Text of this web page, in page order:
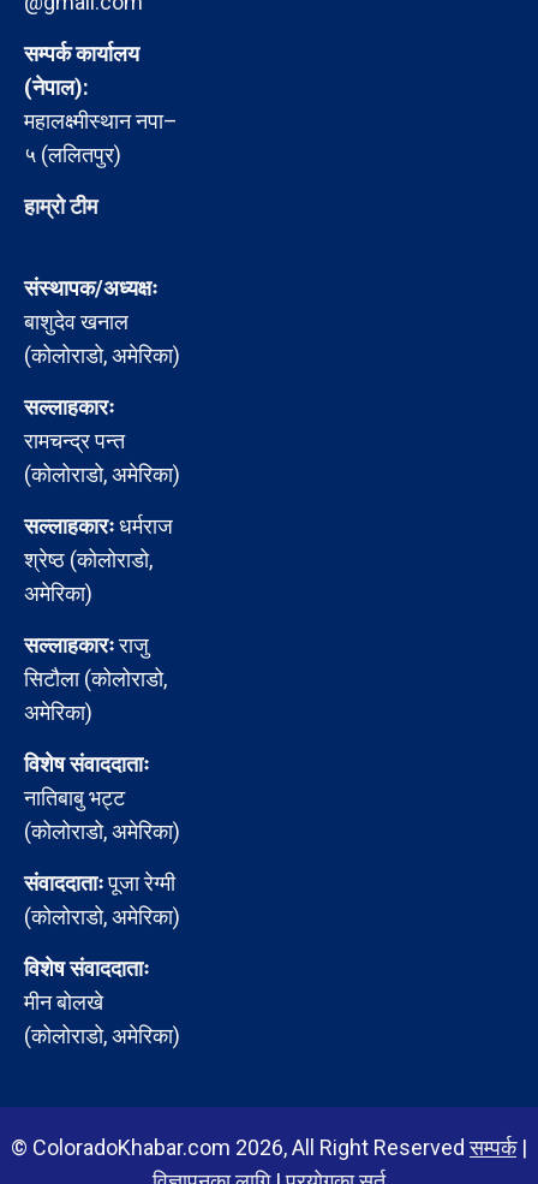
सम्पर्क कार्यालय
(नेपाल):
महालक्ष्मीस्थान नपा–
५ (ललितपुर)
हाम्रो टीम
संस्थापक/अध्यक्षः
बाशुदेव खनाल
(कोलोराडो, अमेरिका)
सल्लाहकारः
रामचन्द्र पन्त
(कोलोराडो, अमेरिका)
सल्लाहकारःधर्मराज
श्रेष्ठ (कोलोराडो,
अमेरिका)
सल्लाहकारःराजु
सिटौला (कोलोराडो,
अमेरिका)
विशेष संवाददाताः
नातिबाबु भट्ट
(कोलोराडो, अमेरिका)
संवाददाताःपूजा रेग्मी
(कोलोराडो, अमेरिका)
विशेष संवाददाताः
मीन बोलखे
(कोलोराडो, अमेरिका)
© ColoradoKhabar.com 2026, All Right Reservedसम्पर्क|